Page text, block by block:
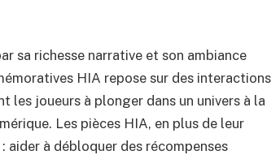
sa richesse narrative et son ambiance
HIA repose sur des interactions
joueurs à plonger dans un univers à la
Les pièces HIA, en plus de leur
à débloquer des récompenses